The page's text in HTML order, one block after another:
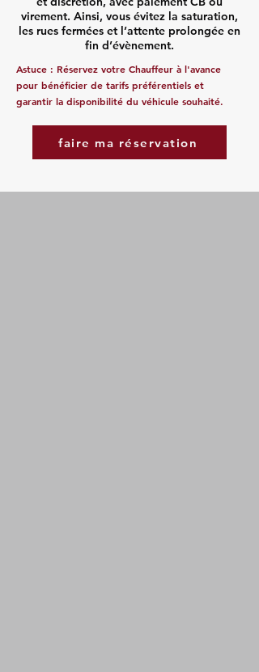
virement. Ainsi, vous évitez la saturation,
les rues fermées et l’attente prolongée en
fin d’évènement.
Astuce : Réservez votre Chauffeur à l'avance
pour bénéficier de tarifs préférentiels et
garantir la disponibilité du véhicule souhaité.
faire ma réservation